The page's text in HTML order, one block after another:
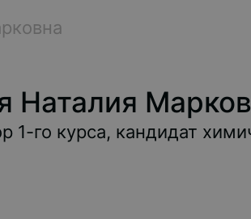
Наталия
1-го курса, кандидат